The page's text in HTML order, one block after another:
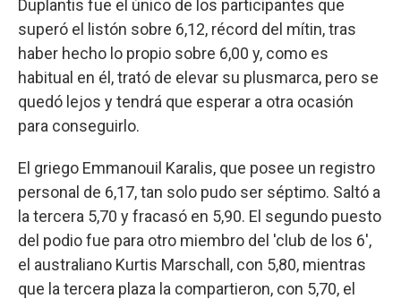
Duplantis fue el único de los participantes que
superó el listón sobre 6,12, récord del mítin, tras
haber hecho lo propio sobre 6,00 y, como es
habitual en él, trató de elevar su plusmarca, pero se
quedó lejos y tendrá que esperar a otra ocasión
para conseguirlo.
El griego Emmanouil Karalis, que posee un registro
personal de 6,17, tan solo pudo ser séptimo. Saltó a
la tercera 5,70 y fracasó en 5,90. El segundo puesto
del podio fue para otro miembro del 'club de los 6',
el australiano Kurtis Marschall, con 5,80, mientras
que la tercera plaza la compartieron, con 5,70, el